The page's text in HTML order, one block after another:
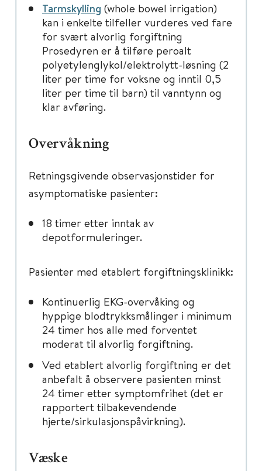
Tarmskylling (whole bowel irrigation)
kan i enkelte tilfeller vurderes ved fare
for svært alvorlig forgiftning
Prosedyren er å tilføre peroalt
polyetylenglykol/elektrolytt-løsning (2
liter per time for voksne og inntil 0,5
liter per time til barn) til vanntynn og
klar avføring.
Overvåkning
Retningsgivende observasjonstider for
asymptomatiske pasienter:
18 timer etter inntak av
depotformuleringer.
Pasienter med etablert forgiftningsklinikk:
Kontinuerlig EKG-overvåking og
hyppige blodtrykksmålinger i minimum
24 timer hos alle med forventet
moderat til alvorlig forgiftning.
Ved etablert alvorlig forgiftning er det
anbefalt å observere pasienten minst
24 timer etter symptomfrihet (det er
rapportert tilbakevendende
hjerte/sirkulasjonspåvirkning).
Væske